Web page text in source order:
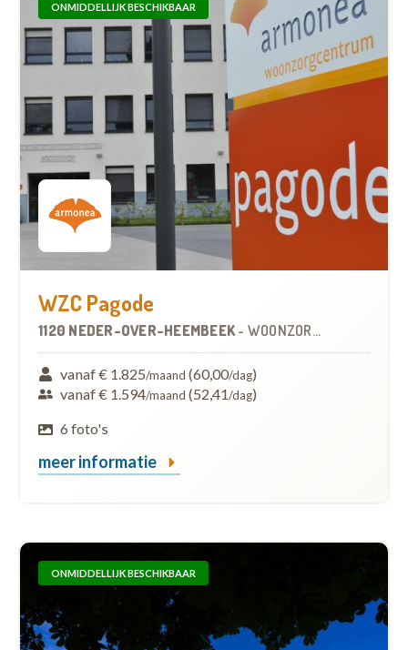
ONMIDDELLIJK BESCHIKBAAR
WZC Pagode
1120 NEDER-OVER-HEEMBEEK- WOONZORGCENTRUM (WZC)
vanaf € 1.825/maand (60,00/dag)
vanaf € 1.594/maand (52,41/dag)
6 foto's
meer informatie
ONMIDDELLIJK BESCHIKBAAR